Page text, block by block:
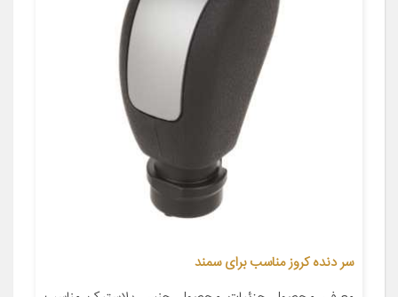
سر دنده کروز مناسب برای سمند